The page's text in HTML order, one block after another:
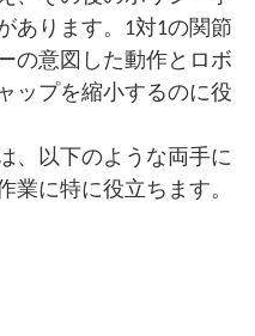
あります。1対1の関節
の意図した動作とロボ
ップを縮小するのに役
、以下のような両手に
業に特に役立ちます。